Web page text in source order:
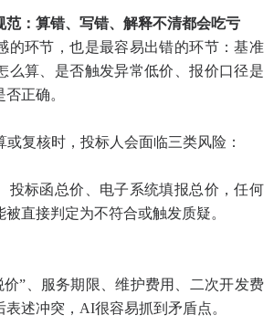
范：算错、写错、解释不清都会吃亏
的环节，也是最容易出错的环节：基准
么算、是否触发异常低价、报价口径是
正确。
复核时，投标人会面临三类风险：
投标函总价、电子系统填报总价，任何
直接判定为不符合或触发质疑。
”、服务期限、维护费用、二次开发费
述冲突，AI很容易抓到矛盾点。